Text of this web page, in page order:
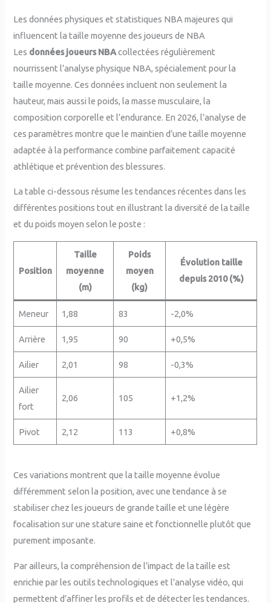
Les données physiques et statistiques NBA majeures qui
influencent la taille moyenne des joueurs de NBA
Les données joueurs NBAcollectées régulièrement
nourrissent l’analyse physique NBA, spécialement pour la
taille moyenne. Ces données incluent non seulement la
hauteur, mais aussi le poids, la masse musculaire, la
composition corporelle et l’endurance. En 2026, l’analyse de
ces paramètres montre que le maintien d’une taille moyenne
adaptée à la performance combine parfaitement capacité
athlétique et prévention des blessures.
La table ci-dessous résume les tendances récentes dans les
différentes positions tout en illustrant la diversité de la taille
et du poids moyen selon le poste :
Position
Taille
moyenne
(m)
Poids
moyen
(kg)
Évolution taille
depuis 2010 (%)
Meneur 1,88 83 -2,0%
Arrière 1,95 90 +0,5%
Ailier 2,01 98 -0,3%
Ailier
fort
2,06 105 +1,2%
Pivot 2,12 113 +0,8%
Ces variations montrent que la taille moyenne évolue
différemment selon la position, avec une tendance à se
stabiliser chez les joueurs de grande taille et une légère
focalisation sur une stature saine et fonctionnelle plutôt que
purement imposante.
Par ailleurs, la compréhension de l’impact de la taille est
enrichie par les outils technologiques et l’analyse vidéo, qui
permettent d’affiner les profils et de détecter les tendances.